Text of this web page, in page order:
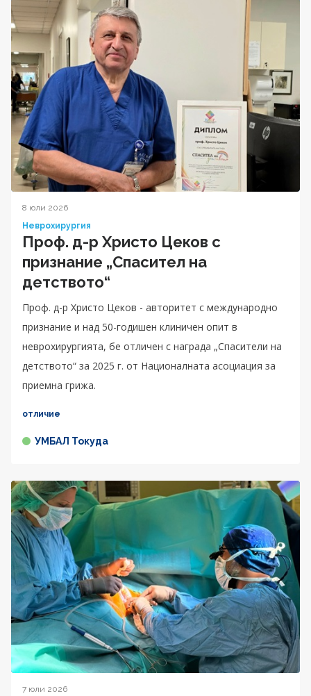
8 юли 2026
Неврохирургия
Проф. д-р Христо Цеков с
признание „Спасител на
детството“
Проф. д-р Христо Цеков - авторитет с международно
признание и над 50-годишен клиничен опит в
неврохирургията, бе отличен с награда „Спасители на
детството“ за 2025 г. от Националната асоциация за
приемна грижа.
отличие
УМБАЛ Токуда
7 юли 2026